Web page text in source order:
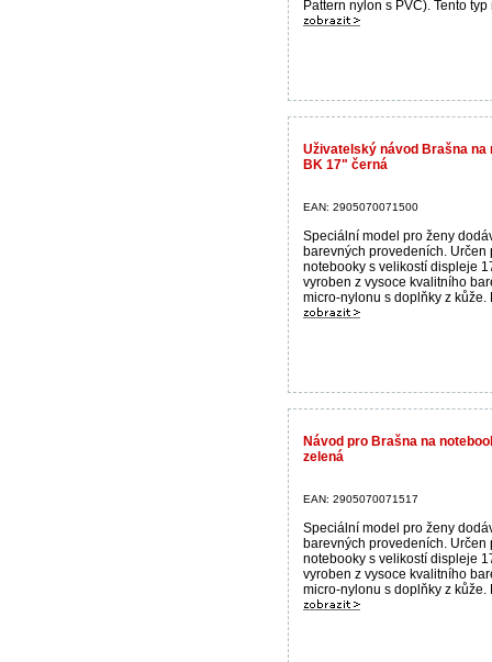
Pattern nylon s PVC). Tento typ
Uživatelský návod Brašna na
BK 17" černá
EAN: 2905070071500
Speciální model pro ženy
barevných provedeních. Určen
notebooky s velikostí displeje
vyroben z vysoce kvalitního
micro-nylonu s doplňky z kůže.
Návod pro Brašna na
zelená
EAN: 2905070071517
Speciální model pro ženy
barevných provedeních. Určen
notebooky s velikostí displeje
vyroben z vysoce kvalitního
micro-nylonu s doplňky z kůže.